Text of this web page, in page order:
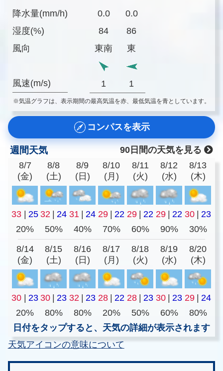
降水量(mm/h)
湿度(%)
風向
風速(m/s)
0.0
0.0
84
86
東南
東
1 1
※気温グラフは、表示期間の最高気温を赤、最低気温を青としています。
コンパスを表示
週間天気
90日間の天気を見る
8/7
(金)
8/8
(土)
8/9
(日)
8/10
(月)
8/11
(火)
8/12
(水)
8/13
(木)
33 | 25 32 | 24 31 | 24 29 | 22 29 | 22 29 | 22 30 | 23
20%
50% 40% 70% 60% 90% 30%
8/14
(金)
8/15
(土)
8/16
(日)
8/17
(月)
8/18
(火)
8/19
(水)
8/20
(木)
30 23 30 23 32 23 28 22 28 23 30 23 29
24
20%
80% 80% 20% 50% 60%
80%
日付をタップすると、天気の詳細が表示されます
天気アイコンの意味について